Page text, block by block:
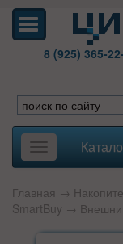
8 (925) 365-
Toggle
navigation
Главная →
SmartBuy →